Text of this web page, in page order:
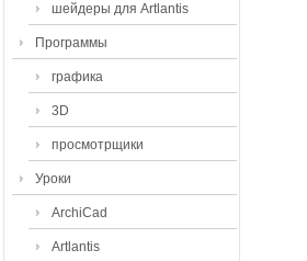
шейдеры для Artlantis
Программы
графика
3D
просмотрщики
Уроки
ArchiCad
Artlantis